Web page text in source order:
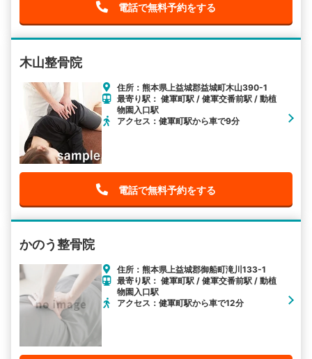
電話で無料予約をする
木山整骨院
住所：熊本県上益城郡益城町木山390-1
最寄り駅： 健軍町駅 / 健軍交番前駅 / 動植
物園入口駅
アクセス：健軍町駅から車で9分
電話で無料予約をする
かのう整骨院
住所：熊本県上益城郡御船町滝川133-1
最寄り駅： 健軍町駅 / 健軍交番前駅 / 動植
物園入口駅
アクセス：健軍町駅から車で12分